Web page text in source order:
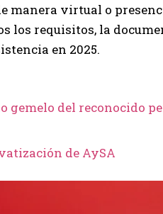
manera virtual o
los requisitos, la
en 2025.
gemelo del reconocido
de AySA